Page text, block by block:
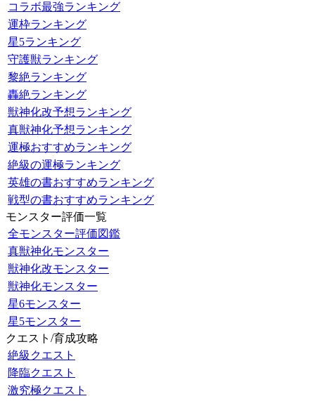
コラボ最強ランキング
運枠ランキング
星5ランキング
守護獣ランキング
黎絶ランキング
轟絶ランキング
獣神化改予想ランキング
真獣神化予想ランキング
運極おすすめランキング
絶級の運極ランキング
英雄の書おすすめランキング
戦型の書おすすめランキング
モンスター評価一覧
全モンスター評価図鑑
真獣神化モンスター
獣神化改モンスター
獣神化モンスター
星6モンスター
星5モンスター
クエスト/育成攻略
絶級クエスト
降臨クエスト
激究極クエスト